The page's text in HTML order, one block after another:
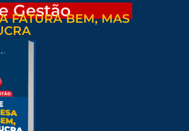
Gestão
FATURA BEM, MAS